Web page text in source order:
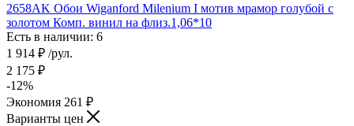
2658AK Обои Wiganford Milenium I мотив мрамор голубой с
золотом Комп. винил на флиз.1,06*10
Есть в наличии: 6
1 914 ₽ /рул.
2 175 ₽
-12%
Экономия 261 ₽
Варианты цен